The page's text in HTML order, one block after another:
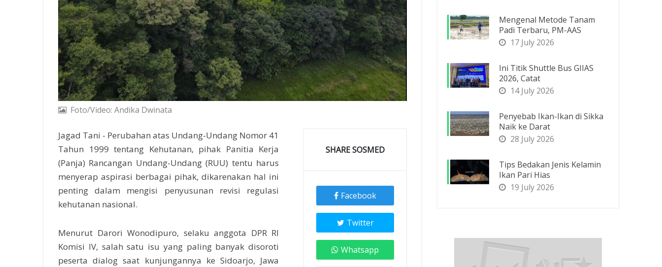
Foto/Video: Andika Dwinata
SHARE SOSMED
Facebook
Twitter
Whatsapp
Jagad Tani - Perubahan atas Undang-Undang Nomor 41
Tahun 1999 tentang Kehutanan, pihak Panitia Kerja
(Panja) Rancangan Undang-Undang (RUU) tentu harus
menyerap aspirasi berbagai pihak, dikarenakan hal ini
penting dalam mengisi penyusunan revisi regulasi
kehutanan nasional.
Menurut Darori Wonodipuro, selaku anggota DPR RI
Komisi IV, salah satu isu yang paling banyak disoroti
peserta dialog saat kunjungannya ke Sidoarjo, Jawa
Mengenal Metode Tanam
Padi Terbaru, PM-AAS
17 July 2026
Ini Titik Shuttle Bus GIIAS
2026, Catat
14 July 2026
Penyebab Ikan-Ikan di Sikka
Naik ke Darat
28 July 2026
Tips Bedakan Jenis Kelamin
Ikan Pari Hias
19 July 2026